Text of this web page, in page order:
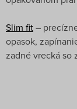
Slim fit–
opasok,
zadné vrecká so